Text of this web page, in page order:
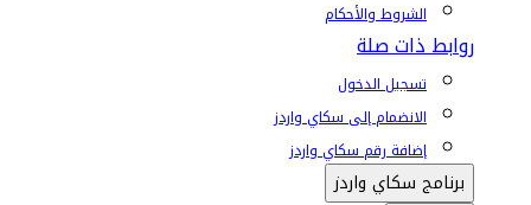
الشروط والأحكام
روابط ذات صلة
تسجيل الدخول
الانضمام إلى سكاي واردز
إضافة رقم سكاي واردز
برنامج سكاي واردز